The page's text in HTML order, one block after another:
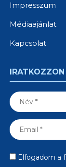
Impresszum
Médiaajánlat
Kapcsolat
IRATKOZZON
Elfogadom a